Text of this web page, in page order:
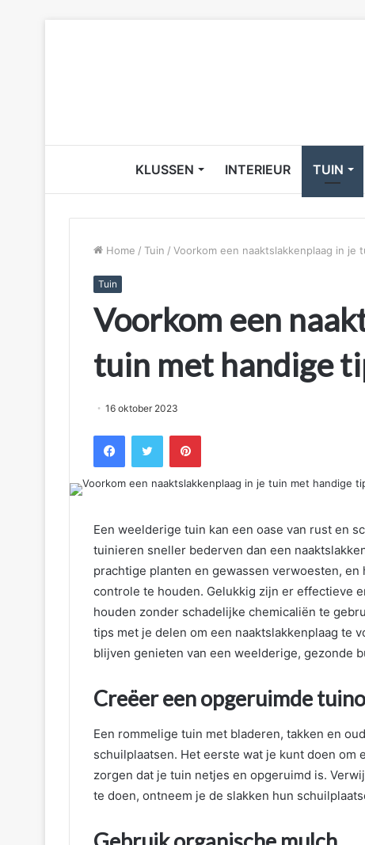
KLUSSEN INTERIEUR TUIN
Home / Tuin / Voorkom een naaktslakkenplaag in je
Tuin
Voorkom een
tuin met handige
16 oktober 2023
FacebookTwitter Pinterest
Een weelderige tuin kan een oase van rust en
tuinieren sneller bederven dan een
prachtige planten en gewassen verwoesten,
controle te houden. Gelukkig zijn er effectieve
houden zonder schadelijke chemicaliën te
tips met je delen om een naaktslakkenplaag te
blijven genieten van een weelderige, gezonde
Creëer een opgeruimde
Een rommelige tuin met bladeren, takken en
schuilplaatsen. Het eerste wat je kunt doen om
zorgen dat je tuin netjes en opgeruimd is.
te doen, ontneem je de slakken hun